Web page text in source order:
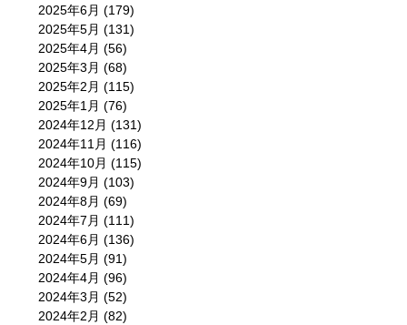
2025年6月 (179)
2025年5月 (131)
2025年4月 (56)
2025年3月 (68)
2025年2月 (115)
2025年1月 (76)
2024年12月 (131)
2024年11月 (116)
2024年10月 (115)
2024年9月 (103)
2024年8月 (69)
2024年7月 (111)
2024年6月 (136)
2024年5月 (91)
2024年4月 (96)
2024年3月 (52)
2024年2月 (82)